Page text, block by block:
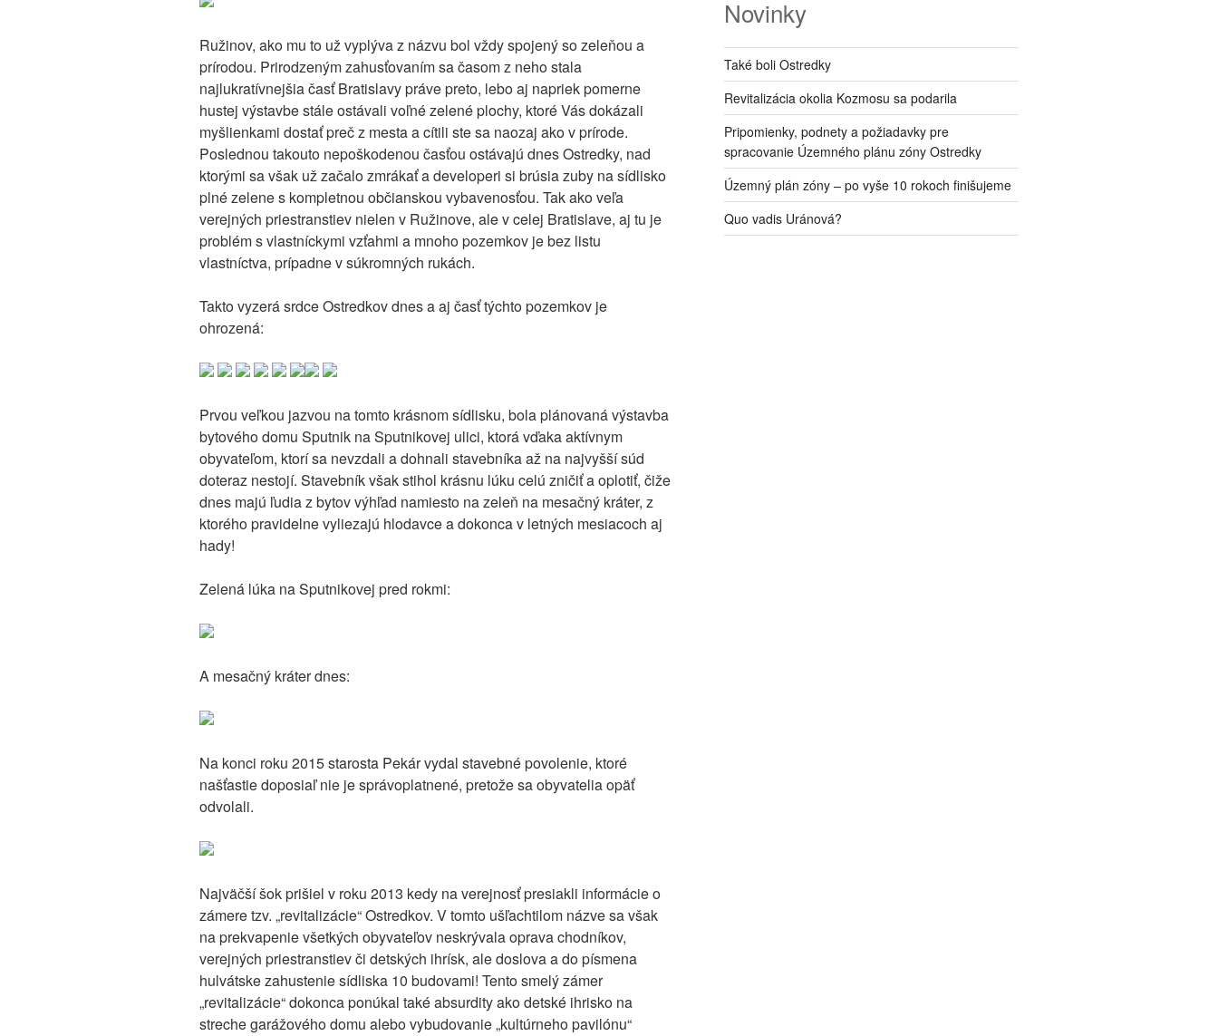
Ružinov, ako mu to už vyplýva z názvu bol vždy spojený so zeleňou a
prírodou. Prirodzeným zahusťovaním sa časom z neho stala
najlukratívnejšia časť Bratislavy práve preto, lebo aj napriek pomerne
hustej výstavbe stále ostávali voľné zelené plochy, ktoré Vás dokázali
myšlienkami dostať preč z mesta a cítili ste sa naozaj ako v prírode.
Poslednou takouto nepoškodenou časťou ostávajú dnes Ostredky, nad
ktorými sa však už začalo zmrákať a developeri si brúsia zuby na sídlisko
plné zelene s kompletnou občianskou vybavenosťou. Tak ako veľa
verejných priestranstiev nielen v Ružinove, ale v celej Bratislave, aj tu je
problém s vlastníckymi vzťahmi a mnoho pozemkov je bez listu
vlastníctva, prípadne v súkromných rukách.
Takto vyzerá srdce Ostredkov dnes a aj časť týchto pozemkov je
ohrozená:
Prvou veľkou jazvou na tomto krásnom sídlisku, bola plánovaná výstavba
bytového domu Sputnik na Sputnikovej ulici, ktorá vďaka aktívnym
obyvateľom, ktorí sa nevzdali a dohnali stavebníka až na najvyšší súd
doteraz nestojí. Stavebník však stihol krásnu lúku celú zničiť a oplotiť, čiže
dnes majú ľudia z bytov výhľad namiesto na zeleň na mesačný kráter, z
ktorého pravidelne vyliezajú hlodavce a dokonca v letných mesiacoch aj
hady!
Zelená lúka na Sputnikovej pred rokmi:
A mesačný kráter dnes:
Na konci roku 2015 starosta Pekár vydal stavebné povolenie, ktoré
našťastie doposiaľ nie je správoplatnené, pretože sa obyvatelia opäť
odvolali.
Najväčší šok prišiel v roku 2013 kedy na verejnosť presiakli informácie o
zámere tzv. „revitalizácie“ Ostredkov. V tomto ušľachtilom názve sa však
na prekvapenie všetkých obyvateľov neskrývala oprava chodníkov,
verejných priestranstiev či detských ihrísk, ale doslova a do písmena
hulvátske zahustenie sídliska 10 budovami! Tento smelý zámer
„revitalizácie“ dokonca ponúkal také absurdity ako detské ihrisko na
streche garážového domu alebo vybudovanie „kultúrneho pavilónu“
Novinky
Také boli Ostredky
Revitalizácia okolia Kozmosu sa podarila
Pripomienky, podnety a požiadavky pre
spracovanie Územného plánu zóny Ostredky
Územný plán zóny – po vyše 10 rokoch finišujeme
Quo vadis Uránová?